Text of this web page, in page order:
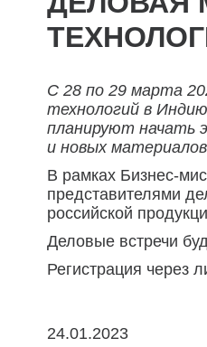
С 28 по 29 марта
технологий в
планируют начать
и новых
В рамках Бизнес-
представителями
российской
Деловые встречи
Регистрация через
24.01.2023